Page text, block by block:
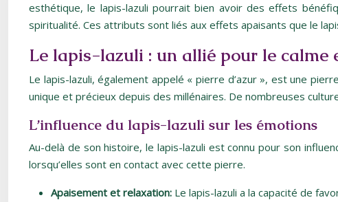
esthétique, le lapis-lazuli pourrait bien avoir des effets
spiritualité. Ces attributs sont liés aux effets apaisants que le
Le lapis-lazuli : un allié pour le calme
Le lapis-lazuli, également appelé « pierre d’azur », est une
unique et précieux depuis des millénaires. De nombreuses
L’influence du lapis-lazuli sur les émotions
Au-delà de son histoire, le lapis-lazuli est connu pour son
lorsqu’elles sont en contact avec cette pierre.
Apaisement et relaxation: Le lapis-lazuli a la capacité de